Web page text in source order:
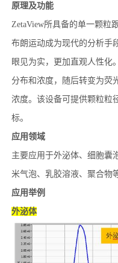
原理及功能
ZetaView所具备的单一颗粒
布朗运动成为现代的分析手
眼见为实，更加直观人性化
分布和浓度，随后转变为荧
浓度。该设备可提供颗粒粒
标。
应用领域
主要应用于外泌体、细胞囊
米气泡、乳胶溶液、聚合物
应用举例
外泌体